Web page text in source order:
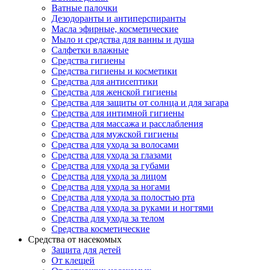
Ватные палочки
Дезодоранты и антиперспиранты
Масла эфирные, косметические
Мыло и средства для ванны и душа
Салфетки влажные
Средства гигиены
Средства гигиены и косметики
Средства для антисептики
Средства для женской гигиены
Средства для защиты от солнца и для загара
Средства для интимной гигиены
Средства для массажа и расслабления
Средства для мужской гигиены
Средства для ухода за волосами
Средства для ухода за глазами
Средства для ухода за губами
Средства для ухода за лицом
Средства для ухода за ногами
Средства для ухода за полостью рта
Средства для ухода за руками и ногтями
Средства для ухода за телом
Средства косметические
Средства от насекомых
Защита для детей
От клещей